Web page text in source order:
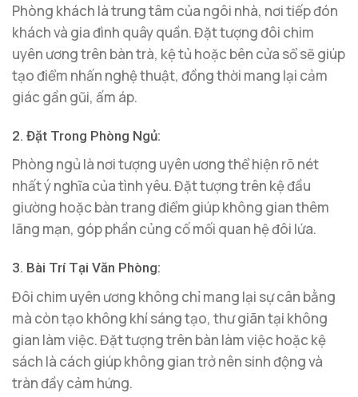
Phòng khách là trung tâm của ngôi nhà, nơi tiếp đón
khách và gia đình quây quần. Đặt tượng đôi chim
uyên ương trên bàn trà, kệ tủ hoặc bên cửa sổ sẽ giúp
tạo điểm nhấn nghệ thuật, đồng thời mang lại cảm
giác gần gũi, ấm áp.
2. Đặt Trong Phòng Ngủ:
Phòng ngủ là nơi tượng uyên ương thể hiện rõ nét
nhất ý nghĩa của tình yêu. Đặt tượng trên kệ đầu
giường hoặc bàn trang điểm giúp không gian thêm
lãng mạn, góp phần củng cố mối quan hệ đôi lứa.
3. Bài Trí Tại Văn Phòng:
Đôi chim uyên ương không chỉ mang lại sự cân bằng
mà còn tạo không khí sáng tạo, thư giãn tại không
gian làm việc. Đặt tượng trên bàn làm việc hoặc kệ
sách là cách giúp không gian trở nên sinh động và
tràn đầy cảm hứng.